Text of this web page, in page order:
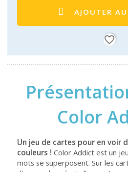
AJOUTER
favorite_border
Color
Un jeu de cartes pour en voir
couleurs ! Color Addict est un
mots se superposent. Sur les